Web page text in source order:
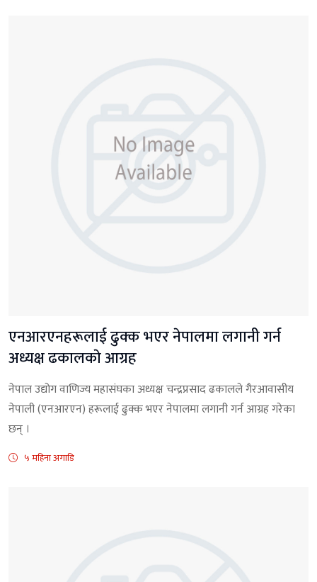
एनआरएनहरूलाई ढुक्क भएर नेपालमा लगानी गर्न
अध्यक्ष ढकालकाे आग्रह
नेपाल उद्योग वाणिज्य महासंघका अध्यक्ष चन्द्रप्रसाद ढकालले गैरआवासीय
नेपाली (एनआरएन) हरूलाई ढुक्क भएर नेपालमा लगानी गर्न आग्रह गरेका
छन् ।
५ महिना अगाडि